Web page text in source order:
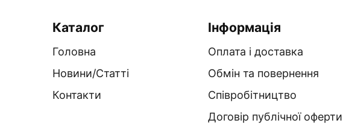
Каталог
Головна
Новини/Статті
Контакти
Інформація
Оплата і доставка
Обмін та повернення
Співробітництво
Договір публічної оферти